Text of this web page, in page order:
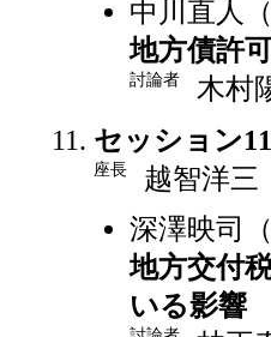
中川直人
地方債許
討論者
木村
セッション
座長
越智洋三
深澤映司
地方交付
いる影響